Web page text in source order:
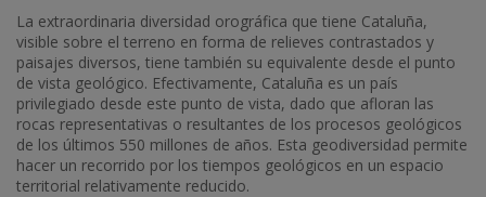
La extraordinaria diversidad orográfica que tiene Cataluña,
visible sobre el terreno en forma de relieves contrastados y
paisajes diversos, tiene también su equivalente desde el punto
de vista geológico. Efectivamente, Cataluña es un país
privilegiado desde este punto de vista, dado que afloran las
rocas representativas o resultantes de los procesos geológicos
de los últimos 550 millones de años. Esta geodiversidad permite
hacer un recorrido por los tiempos geológicos en un espacio
territorial relativamente reducido.